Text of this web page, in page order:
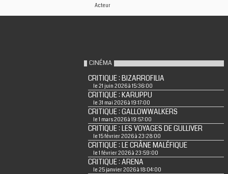
Acteur
CINÉMA
CRITIQUE : BIZARROFILIA
le 21 juin 2026 à 15:36:00
CRITIQUE : KARUPPU
le 31 mai 2026 à 19:17:00
CRITIQUE : GALLOWWALKERS
le 1 mars 2026 à 19:57:00
CRITIQUE : LES VOYAGES DE GULLIVER
le 15 février 2026 à 23:28:00
CRITIQUE : LE CRÂNE MALÉFIQUE
le 1 février 2026 à 23:59:00
CRITIQUE : ARENA
le 25 janvier 2026 à 18:04:00